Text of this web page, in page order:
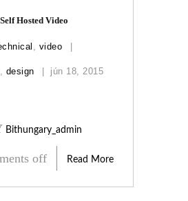
Self Hosted Video
, video
, design jún 18, 2015
Bithungary_admin
off Read More